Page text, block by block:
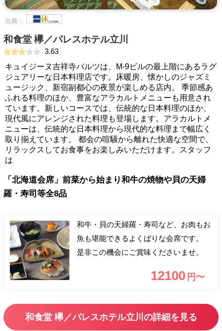
出典：
和食堂 欅／パレスホテル立川
3.63
キュイジーヌ吉祥寺バルツは、M-9ビルの最上階にあるラグ
ジュアリーな日本料理店です。床暖房、懐かしのジャズミ
ュージック、新宿副都心の夜景が楽しめる店内。 季節感あ
ふれる料理のほか、豊富なアラカルトメニューも用意され
ています。新しいコースでは、伝統的な日本料理のほか、
現代風にアレンジされた料理も登場します。アラカルトメ
ニューは、伝統的な日本料理から現代的な料理まで幅広く
取り揃えています。 都会の喧騒から離れた快適な空間で、
リラックスしてお食事をお楽しみいただけます。スタッフ
は
「北海道会席」前菜から始まり和牛の焼物や貝の天婦
羅・寿司等全8品
和牛・貝の天婦羅・寿司など、お肉もお
魚も堪能できるよくばりな会席です。
是非この機会にご賞味くださいませ。
12100 円〜
和食堂 欅／パレスホテル立川の詳細を見る